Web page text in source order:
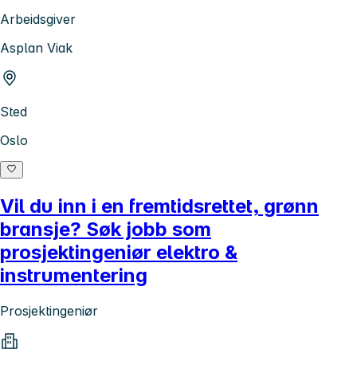
Arbeidsgiver
Asplan Viak
Sted
Oslo
Vil du inn i en fremtidsrettet, grønn
bransje? Søk jobb som
prosjektingeniør elektro &
instrumentering
Prosjektingeniør